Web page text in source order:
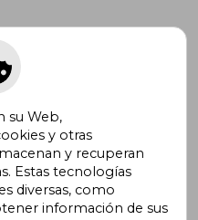
ofertas y
su Web,
y otras
y recuperan
Estas tecnologías
diversas, como
información de sus